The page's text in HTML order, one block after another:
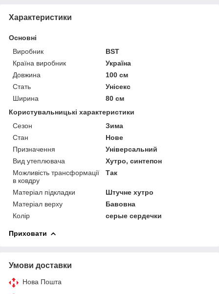
Характеристики
Основні
Виробник
BST
Країна виробник
Україна
Довжина
100 см
Стать
Унісекс
Ширина
80 см
Користувальницькі характеристики
Сезон
Зима
Стан
Нове
Призначення
Універсальний
Вид утеплювача
Хутро, синтепон
Можливість трансформації
в ковдру
Так
Матеріал підкладки
Штучне хутро
Матеріал верху
Бавовна
Колір
серые сердечки
Приховати
Умови доставки
Нова Пошта